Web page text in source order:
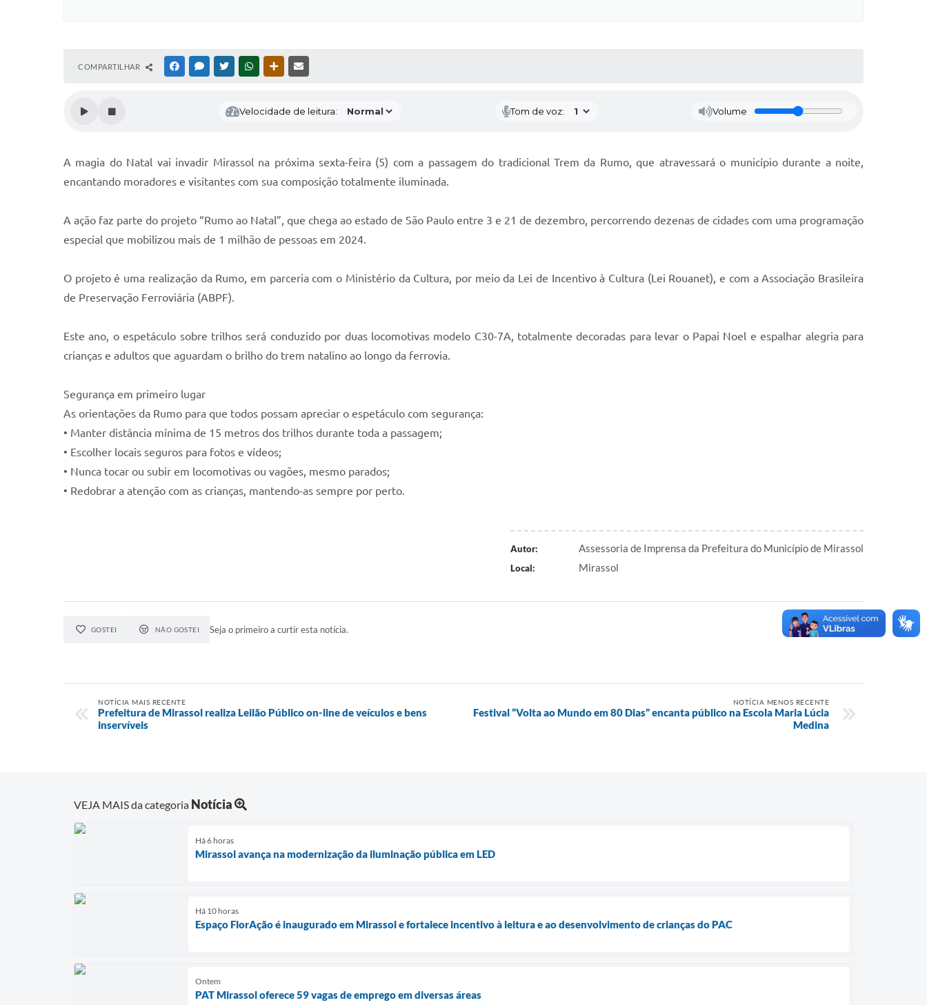
COMPARTILHAR FACEBOOKMESSENGER
TWITTERWHATSAPPOUTRAS MÍDIAS
Velocidade de leitura: Tom de voz: Volume
A magia do Natal vai invadir Mirassol na próxima sexta-feira (5) com a passagem do tradicional Trem da Rumo, que atravessará o município durante a noite,
encantando moradores e visitantes com sua composição totalmente iluminada.
A ação faz parte do projeto “Rumo ao Natal”, que chega ao estado de São Paulo entre 3 e 21 de dezembro, percorrendo dezenas de cidades com uma programação
especial que mobilizou mais de 1 milhão de pessoas em 2024.
O projeto é uma realização da Rumo, em parceria com o Ministério da Cultura, por meio da Lei de Incentivo à Cultura (Lei Rouanet), e com a Associação Brasileira
de Preservação Ferroviária (ABPF).
Este ano, o espetáculo sobre trilhos será conduzido por duas locomotivas modelo C30-7A, totalmente decoradas para levar o Papai Noel e espalhar alegria para
crianças e adultos que aguardam o brilho do trem natalino ao longo da ferrovia.
Segurança em primeiro lugar
As orientações da Rumo para que todos possam apreciar o espetáculo com segurança:
• Manter distância mínima de 15 metros dos trilhos durante toda a passagem;
• Escolher locais seguros para fotos e vídeos;
• Nunca tocar ou subir em locomotivas ou vagões, mesmo parados;
• Redobrar a atenção com as crianças, mantendo-as sempre por perto.
Autor: Assessoria de Imprensa da Prefeitura do Município de Mirassol
Local: Mirassol
GOSTEI NÃO GOSTEI Seja o primeiro a curtir esta notícia.
NOTÍCIA MAIS RECENTE
Prefeitura de Mirassol realiza Leilão Público on-line de veículos e bens
inservíveis
NOTÍCIA MENOS RECENTE
Festival “Volta ao Mundo em 80 Dias” encanta público na Escola Maria Lúcia
Medina
VEJA MAIS da categoria Notícia
Há 6 horas
Mirassol avança na modernização da iluminação pública em LED
Há 10 horas
Espaço FlorAção é inaugurado em Mirassol e fortalece incentivo à leitura e ao desenvolvimento de crianças do PAC
Ontem
PAT Mirassol oferece 59 vagas de emprego em diversas áreas